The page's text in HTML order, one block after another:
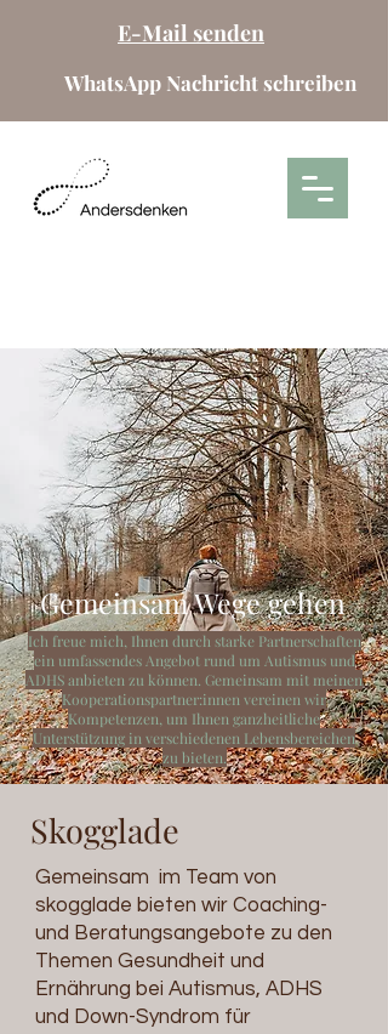
E-Mail senden
WhatsApp Nachricht schreiben
Gemeinsam Wege gehen
Ich freue mich, Ihnen durch starke Partnerschaften
ein umfassendes Angebot rund um Autismus und
ADHS anbieten zu können. Gemeinsam mit meinen
Kooperationspartner:innen vereinen wir
Kompetenzen, um Ihnen ganzheitliche
Unterstützung in verschiedenen Lebensbereichen
zu bieten.
Skogglade
Gemeinsam im Team von
skogglade bieten wir Coaching-
und Beratungsangebote zu den
Themen Gesundheit und
Ernährung bei Autismus, ADHS
und Down-Syndrom für